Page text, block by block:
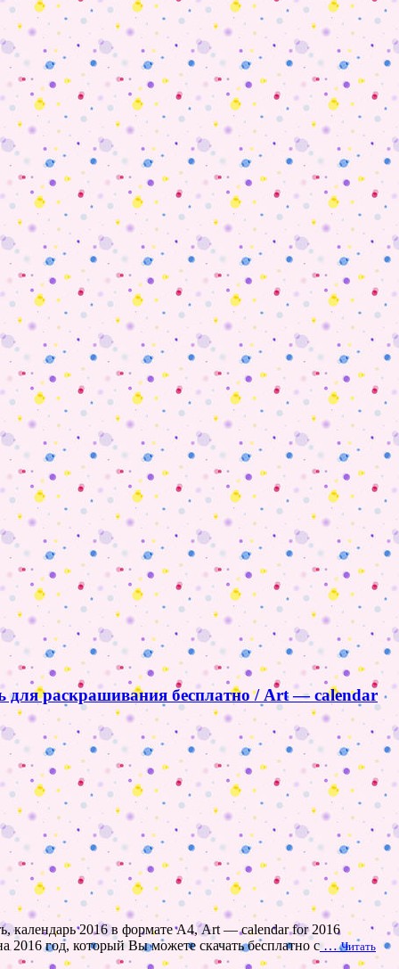
для раскрашивания бесплатно / Art — calendar
календарь 2016 в формате А4, Art — calendar for 2016
год, который Вы можете скачать бесплатно с…Читать